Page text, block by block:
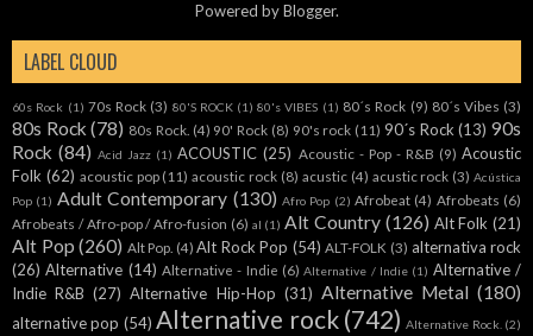
Powered byBlogger.
LABEL CLOUD
60s Rock (1) 70s Rock (3) 80'S ROCK (1) 80's VIBES (1) 80´s Rock (9) 80´s Vibes (3)
80s Rock (78) 80s Rock. (4) 90' Rock (8) 90's rock (11) 90´s Rock (13) 90s
Rock (84) Acid Jazz (1) ACOUSTIC (25) Acoustic - Pop - R&B (9) Acoustic
Folk (62) acoustic pop (11) acoustic rock (8) acustic (4) acustic rock (3) Acústica
Pop (1) Adult Contemporary (130) Afro Pop (2) Afrobeat (4) Afrobeats (6)
Afrobeats / Afro-pop / Afro-fusion (6) al (1) Alt Country (126) Alt Folk (21)
Alt Pop (260) Alt Pop. (4) Alt Rock Pop (54) ALT-FOLK (3) alternativa rock
(26) Alternative (14) Alternative - Indie (6) Alternative / Indie (1) Alternative /
Indie R&B (27) Alternative Hip-Hop (31) Alternative Metal (180)
alternative pop (54) Alternative rock (742) Alternative Rock. (2)